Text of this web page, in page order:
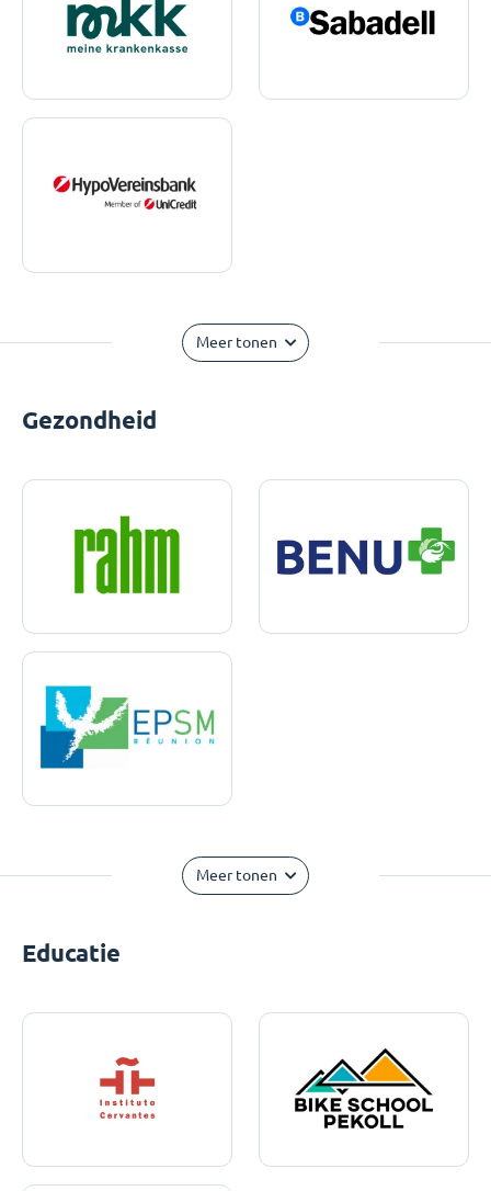
Meer tonen
Gezondheid
Meer tonen
Educatie